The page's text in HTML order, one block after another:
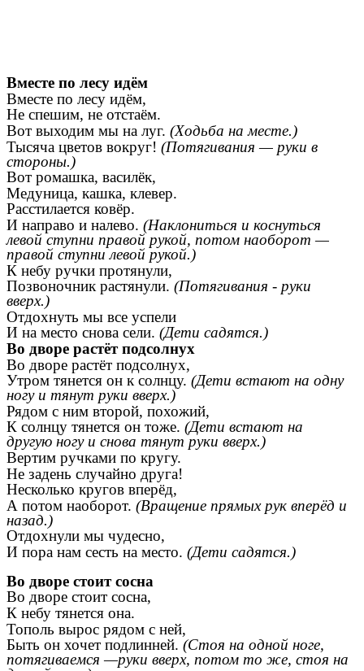
Вместе по лесу идём
Вместе по лесу идём,
Не спешим, не отстаём.
Вот выходим мы на луг. (Ходьба на месте.)
Тысяча цветов вокруг! (Потягивания — руки в
стороны.)
Вот ромашка, василёк,
Медуница, кашка, клевер.
Расстилается ковёр.
И направо и налево. (Наклониться и коснуться
левой ступни правой рукой, потом наоборот —
правой ступни левой рукой.)
К небу ручки протянули,
Позвоночник растянули. (Потягивания - руки
вверх.)
Отдохнуть мы все успели
И на место снова сели. (Дети садятся.)
Во дворе растёт подсолнух
Во дворе растёт подсолнух,
Утром тянется он к солнцу. (Дети встают на одну
ногу и тянут руки вверх.)
Рядом с ним второй, похожий,
К солнцу тянется он тоже. (Дети встают на
другую ногу и снова тянут руки вверх.)
Вертим ручками по кругу.
Не задень случайно друга!
Несколько кругов вперёд,
А потом наоборот. (Вращение прямых рук вперёд и
назад.)
Отдохнули мы чудесно,
И пора нам сесть на место. (Дети садятся.)
Во дворе стоит сосна
Во дворе стоит сосна,
К небу тянется она.
Тополь вырос рядом с ней,
Быть он хочет подлинней. (Стоя на одной ноге,
потягиваемся —руки вверх, потом то же, стоя на